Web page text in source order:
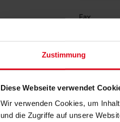
Zustimmung
Diese Webseite verwendet
Wir verwenden Cookies, um
und die Zugriffe auf unsere
Fax
E-Mail
Ihre